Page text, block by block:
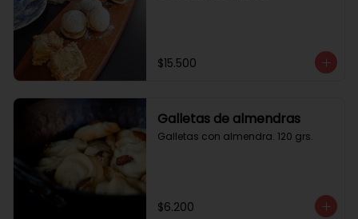
$15.500
Galletas de almendras
Galletas con almendra. 120 grs.
$6.200